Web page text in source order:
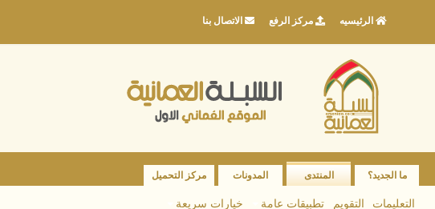
الرئيسيه مركز الرفع الاتصال بنا
ما الجديد؟ المنتدى
التعليمات التقويم تطبيقات عامة خيارات سريعة
المدونات مركز التحميل